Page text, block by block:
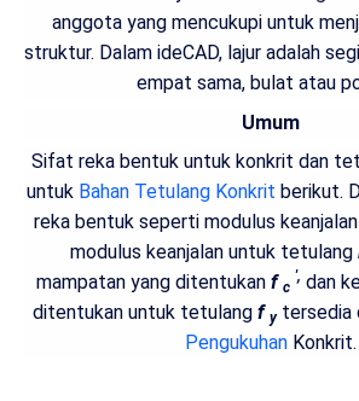
anggota yang mencukupi untuk
struktur. Dalam ideCAD, lajur adalah
empat sama, bulat atau
Umum
Sifat reka bentuk untuk konkrit dan
untuk Bahan Tetulang Konkrit berikut.
reka bentuk seperti modulus
modulus keanjalan untuk tetulang
mampatan yang ditentukan f c
', dan
ditentukan untuk tetulang f ytersedia
Pengukuhan Konkrit.